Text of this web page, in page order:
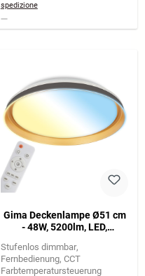
spedizione
Gima Deckenlampe Ø51 cm
- 48W, 5200lm, LED,
CCT, Schwarz-Gold
Stufenlos dimmbar
Fernbedienung CCT
Farbtemperatursteuerung